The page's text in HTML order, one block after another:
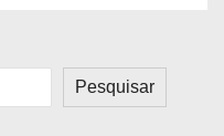
Pesquisar